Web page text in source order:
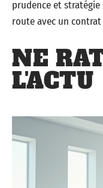
prudence et
route avec un contrat
NE
L'ACTU